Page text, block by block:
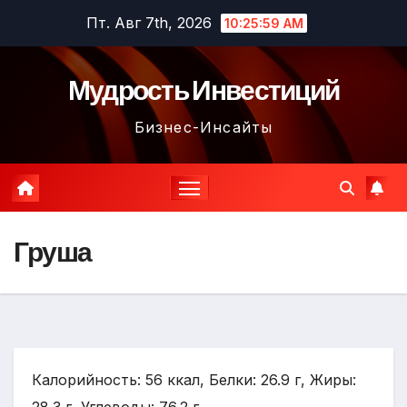
содержимому
Пт. Авг 7th, 2026 10:26:00 AM
Мудрость Инвестиций
Бизнес-Инсайты
Груша
Калорийность: 56 ккал, Белки: 26.9 г, Жиры: